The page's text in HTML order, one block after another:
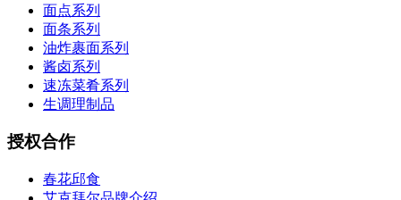
面点系列
面条系列
油炸裹面系列
酱卤系列
速冻菜肴系列
生调理制品
授权合作
春花邱食